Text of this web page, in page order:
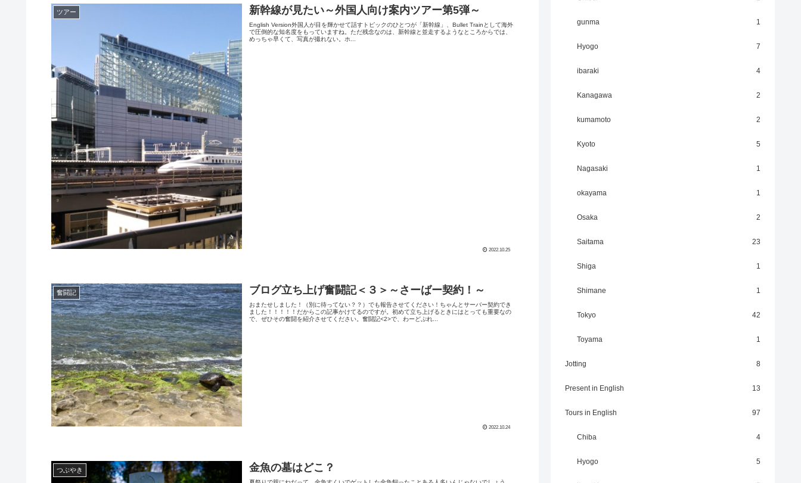
ツアー 新幹線が見たい～外国人向け案内ツアー第5弾～
English Version外国人が目を輝かせて話すトピックのひとつが「新幹線」、Bullet Trainとして海外
で圧倒的な知名度をもっていますね。ただ残念なのは、新幹線と並走するようなところからでは、
めっちゃ早くて、写真が撮れない。ホ...
2022.10.25
奮闘記 ブログ立ち上げ奮闘記＜３＞～さーばー契約！～
おまたせしました！（別に待ってない？？）でも報告させてください！ちゃんとサーバー契約でき
ました！！！！！だからこの記事かけてるのですが。初めて立ち上げるときにはとっても重要なの
で、ぜひその奮闘を紹介させてください。奮闘記<2>で、わーどぷれ...
2022.10.24
つぶやき 金魚の墓はどこ？
gunma 1
Hyogo 7
ibaraki 4
Kanagawa 2
kumamoto 2
Kyoto 5
Nagasaki 1
okayama 1
Osaka 2
Saitama 23
Shiga 1
Shimane 1
Tokyo 42
Toyama 1
Jotting 8
Present in English 13
Tours in English 97
Chiba 4
Hyogo 5